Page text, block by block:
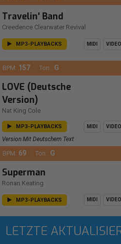
Travelin' Band
Creedence Clearwater Revival
MP3-PLAYBACKS MIDI VIDEO
BPM: 157 Ton.: G
LOVE (Deutsche
Version)
Nat King Cole
MP3-PLAYBACKS MIDI VIDEO
Version Mit Deutschem Text
BPM: 69 Ton.: G
Superman
Ronan Keating
MP3-PLAYBACKS MIDI VIDEO
LETZTE